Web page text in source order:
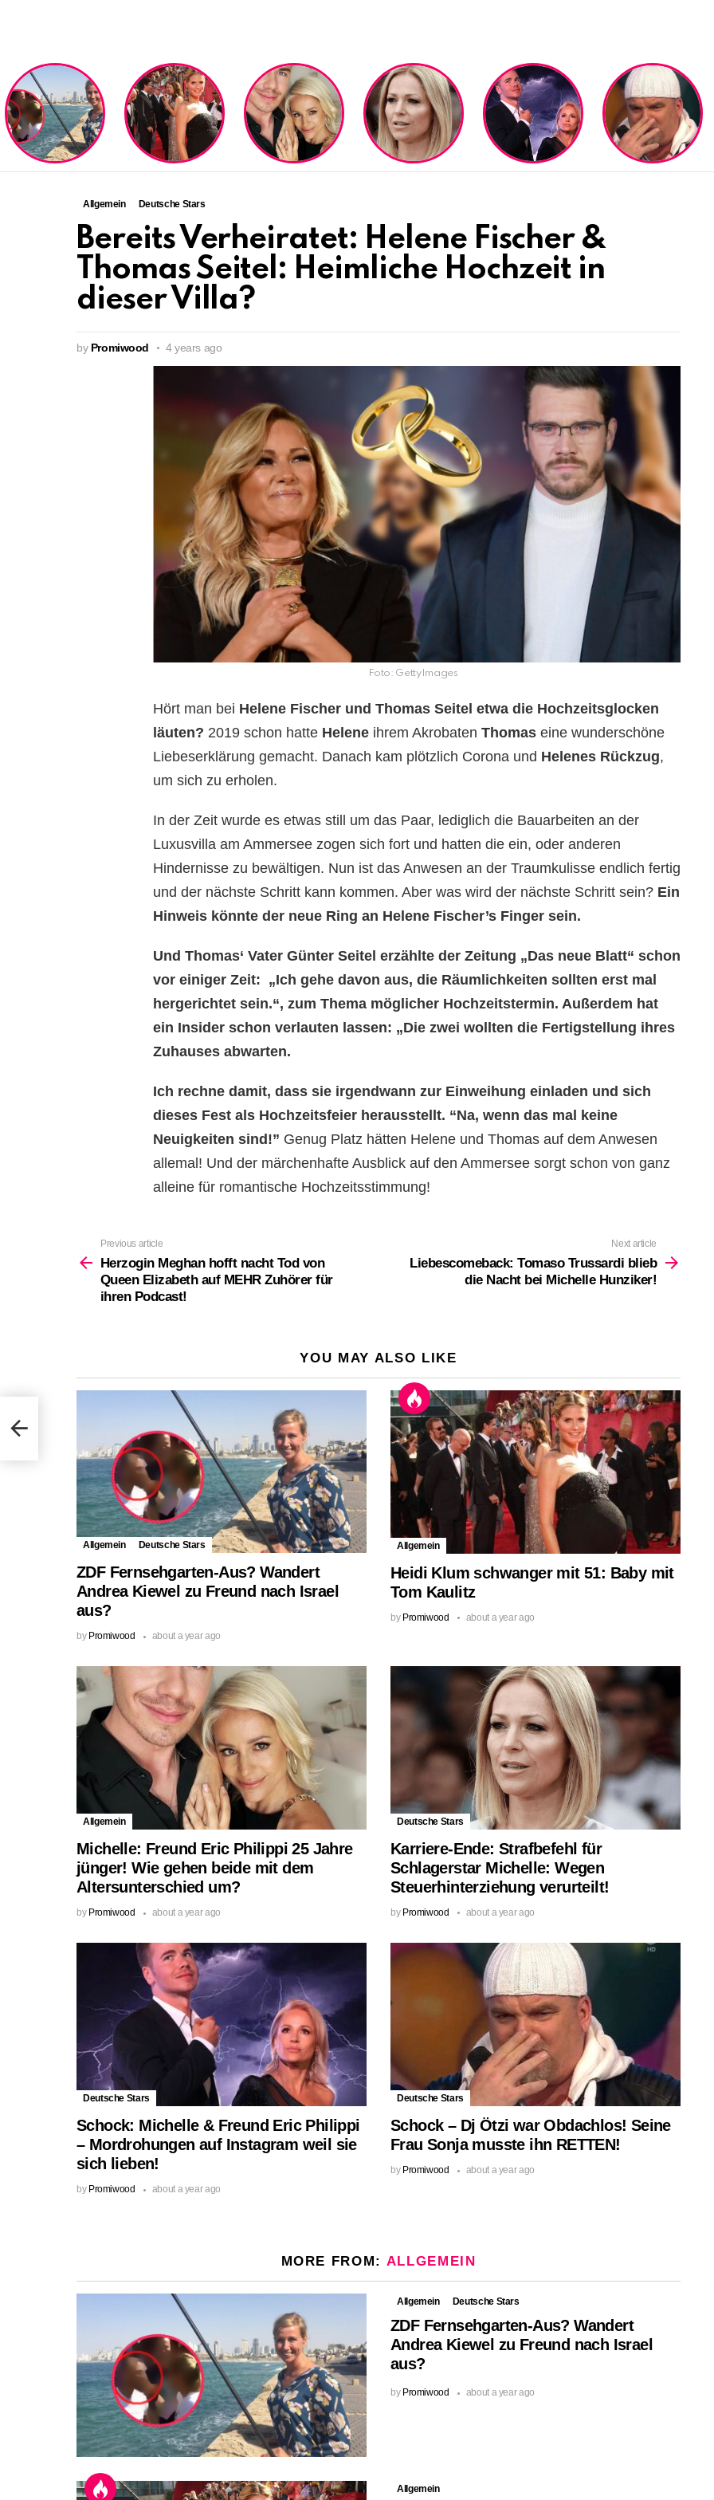
LATEST
STORIES
Allgemein Deutsche Stars
Bereits Verheiratet: Helene Fischer &
Thomas Seitel: Heimliche Hochzeit in
dieser Villa?
by Promiwood 4 years ago
Foto: GettyImages
Hört man bei Helene Fischer und Thomas Seitel etwa die Hochzeitsglocken
läuten? 2019 schon hatte Helene ihrem Akrobaten Thomas eine wunderschöne
Liebeserklärung gemacht. Danach kam plötzlich Corona und Helenes Rückzug,
um sich zu erholen.
In der Zeit wurde es etwas still um das Paar, lediglich die Bauarbeiten an der
Luxusvilla am Ammersee zogen sich fort und hatten die ein, oder anderen
Hindernisse zu bewältigen. Nun ist das Anwesen an der Traumkulisse endlich fertig
und der nächste Schritt kann kommen. Aber was wird der nächste Schritt sein? Ein
Hinweis könnte der neue Ring an Helene Fischer’s Finger sein.
Und Thomas‘ Vater Günter Seitel erzählte der Zeitung „Das neue Blatt“ schon
vor einiger Zeit: „Ich gehe davon aus, die Räumlichkeiten sollten erst mal
hergerichtet sein.“, zum Thema möglicher Hochzeitstermin. Außerdem hat
ein Insider schon verlauten lassen: „Die zwei wollten die Fertigstellung ihres
Zuhauses abwarten.
Ich rechne damit, dass sie irgendwann zur Einweihung einladen und sich
dieses Fest als Hochzeitsfeier herausstellt. “Na, wenn das mal keine
Neuigkeiten sind!” Genug Platz hätten Helene und Thomas auf dem Anwesen
allemal! Und der märchenhafte Ausblick auf den Ammersee sorgt schon von ganz
alleine für romantische Hochzeitsstimmung!
more
Previous article
Herzogin Meghan hofft nacht Tod von
Queen Elizabeth auf MEHR Zuhörer für
ihren Podcast!
Next article
Liebescomeback: Tomaso Trussardi blieb
die Nacht bei Michelle Hunziker!
YOU MAY ALSO LIKE
Allgemein Deutsche Stars
ZDF Fernsehgarten-Aus? Wandert
Andrea Kiewel zu Freund nach Israel
aus?
by Promiwood about a year ago
Allgemein
Heidi Klum schwanger mit 51: Baby mit
Tom Kaulitz
by Promiwood about a year ago
Allgemein
Michelle: Freund Eric Philippi 25 Jahre
jünger! Wie gehen beide mit dem
Altersunterschied um?
by Promiwood about a year ago
Deutsche Stars
Karriere-Ende: Strafbefehl für
Schlagerstar Michelle: Wegen
Steuerhinterziehung verurteilt!
by Promiwood about a year ago
Deutsche Stars
Schock: Michelle & Freund Eric Philippi
– Mordrohungen auf Instagram weil sie
sich lieben!
by Promiwood about a year ago
Deutsche Stars
Schock – Dj Ötzi war Obdachlos! Seine
Frau Sonja musste ihn RETTEN!
by Promiwood about a year ago
MORE FROM: ALLGEMEIN
Allgemein Deutsche Stars
ZDF Fernsehgarten-Aus? Wandert
Andrea Kiewel zu Freund nach Israel
aus?
by Promiwood about a year ago
Allgemein